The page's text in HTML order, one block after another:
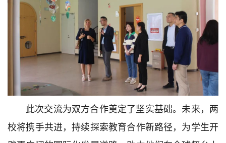
此次交流为双方合作奠定了坚实基础。未来，两
校将携手共进，持续探索教育合作新路径，为学生开